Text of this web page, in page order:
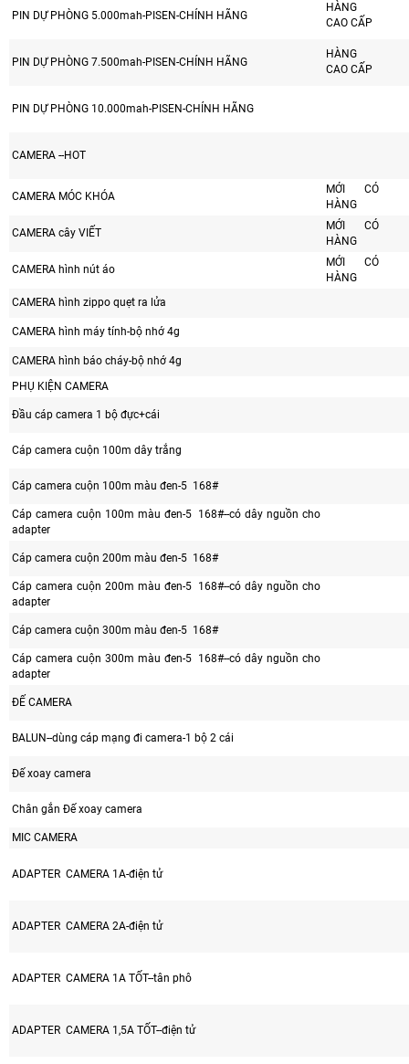
PIN DỰ PHÒNG 5.000mah-PISEN-CHÍNH HÃNG
HÀNG
CAO CẤP
PIN DỰ PHÒNG 7.500mah-PISEN-CHÍNH HÃNG
HÀNG
CAO CẤP
PIN DỰ PHÒNG 10.000mah-PISEN-CHÍNH HÃNG
CAMERA --HOT
CAMERA MÓC KHÓA
MỚI CÓ
HÀNG
CAMERA cây VIẾT
MỚI CÓ
HÀNG
CAMERA hình nút áo
MỚI CÓ
HÀNG
CAMERA hình zippo quẹt ra lửa
CAMERA hình máy tính-bộ nhớ 4g
CAMERA hình báo cháy-bộ nhớ 4g
PHỤ KIỆN CAMERA
Đầu cáp camera 1 bộ đực+cái
Cáp camera cuộn 100m dây trắng
Cáp camera cuộn 100m màu đen-5 168#
Cáp camera cuộn 100m màu đen-5 168#--có dây nguồn cho
adapter
Cáp camera cuộn 200m màu đen-5 168#
Cáp camera cuộn 200m màu đen-5 168#--có dây nguồn cho
adapter
Cáp camera cuộn 300m màu đen-5 168#
Cáp camera cuộn 300m màu đen-5 168#--có dây nguồn cho
adapter
ĐẾ CAMERA
BALUN--dùng cáp mạng đi camera-1 bộ 2 cái
Đế xoay camera
Chân gắn Đế xoay camera
MIC CAMERA
ADAPTER CAMERA 1A-điện tử
ADAPTER CAMERA 2A-điện tử
ADAPTER CAMERA 1A TỐT--tân phô
ADAPTER CAMERA 1,5A TỐT--điện tử